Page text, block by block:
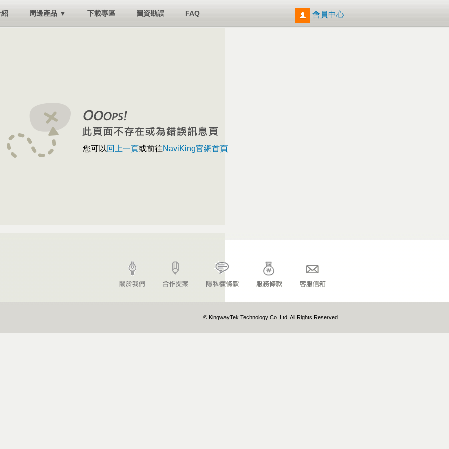
周邊產品 ▼ 下載專區 圖資勘誤 FAQ 會員中心
您可以 回上一頁或前往NaviKing官網首頁
© KingwayTek Technology Co.,Ltd. All Rights Reserved